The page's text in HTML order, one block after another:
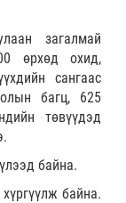
загалмай
өрхөд охид,
сангаас
багц, 625
төвүүдэд
байна.
байна.